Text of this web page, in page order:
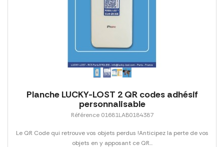
Planche LUCKY-LOST 2 QR codes adhésif
personnalisable
Référence 01681LAB0184387
Le QR Code qui retrouve vos objets perdus !Anticipez la perte de vos
objets en y apposant ce QR...